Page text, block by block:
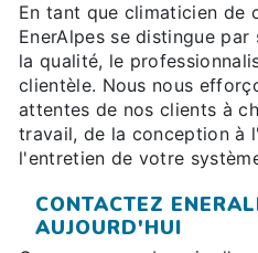
En tant que climaticien de
EnerAlpes se distingue
la qualité, le
clientèle. Nous nous
attentes de nos clients à
travail, de la conception à
l'entretien de votre
CONTACTEZ
AUJOURD'HUI